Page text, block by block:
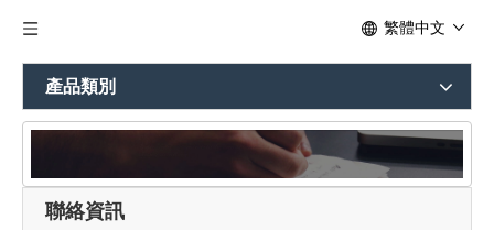
繁體中文
產品類別
聯絡資訊